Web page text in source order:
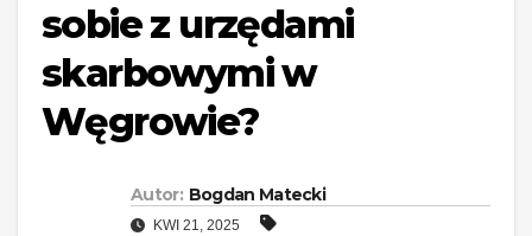
sobie z urzędami
skarbowymi w
Węgrowie?
Autor: Bogdan Matecki
KWI 21, 2025